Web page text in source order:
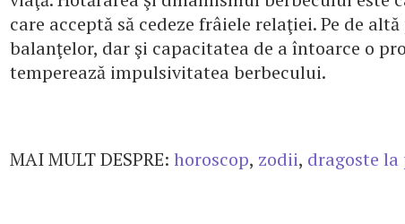
care acceptă să cedeze frâiele relaţiei. Pe de
balanţelor, dar şi capacitatea de a întoarce o
temperează impulsivitatea berbecului.
MAI MULT DESPRE: horoscop, zodii, dragoste la